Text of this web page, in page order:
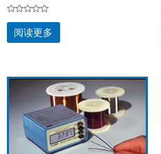
评
分
&sol;
阅读更多